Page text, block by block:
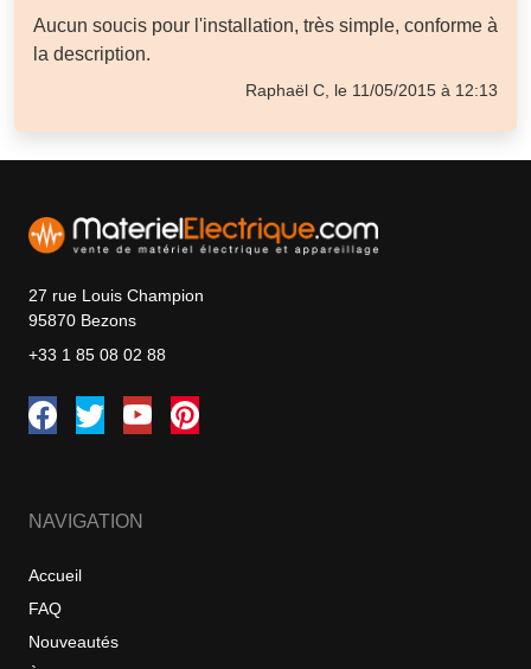
Aucun soucis pour l'installation, très simple, conforme à
la description.
Raphaël C, le 11/05/2015 à 12:13
27 rue Louis Champion
95870 Bezons
+33 1 85 08 02 88
NAVIGATION
Accueil
FAQ
Nouveautés